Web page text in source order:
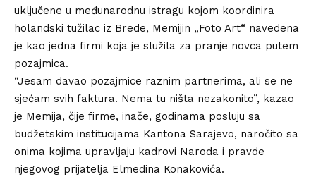
uključene u međunarodnu istragu kojom koordinira
holandski tužilac iz Brede, Memijin „Foto Art“ navedena
je kao jedna firmi koja je služila za pranje novca putem
pozajmica.
“Jesam davao pozajmice raznim partnerima, ali se ne
sjećam svih faktura. Nema tu ništa nezakonito”, kazao
je Memija, čije firme, inače, godinama posluju sa
budžetskim institucijama Kantona Sarajevo, naročito sa
onima kojima upravljaju kadrovi Naroda i pravde
njegovog prijatelja Elmedina Konakovića.